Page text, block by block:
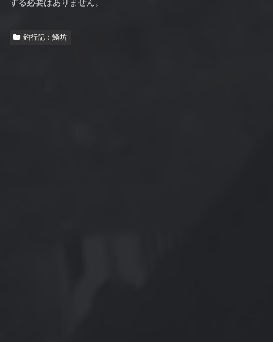
する必要はありません。
釣行記：鱗坊